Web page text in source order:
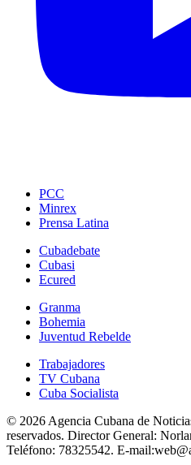
PCC
Minrex
Prensa Latina
Cubadebate
Cubasi
Ecured
Granma
Bohemia
Juventud Rebelde
Trabajadores
TV Cubana
Cuba Socialista
© 2026 Agencia Cubana de
reservados. Director General:
Teléfono: 78325542. E-mail: